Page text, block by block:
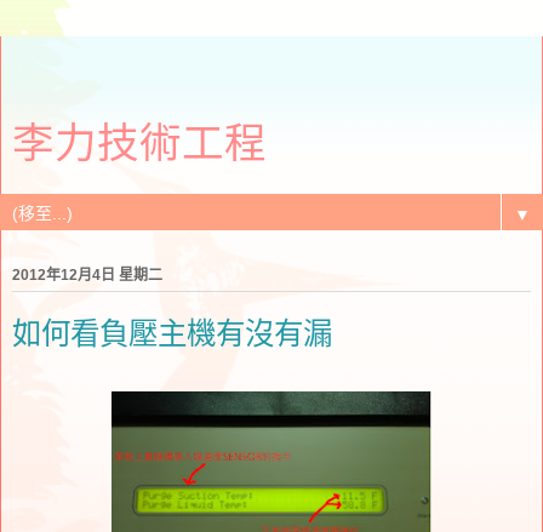
李力技術工程
▼
2012年12月4日 星期二
如何看負壓主機有沒有漏